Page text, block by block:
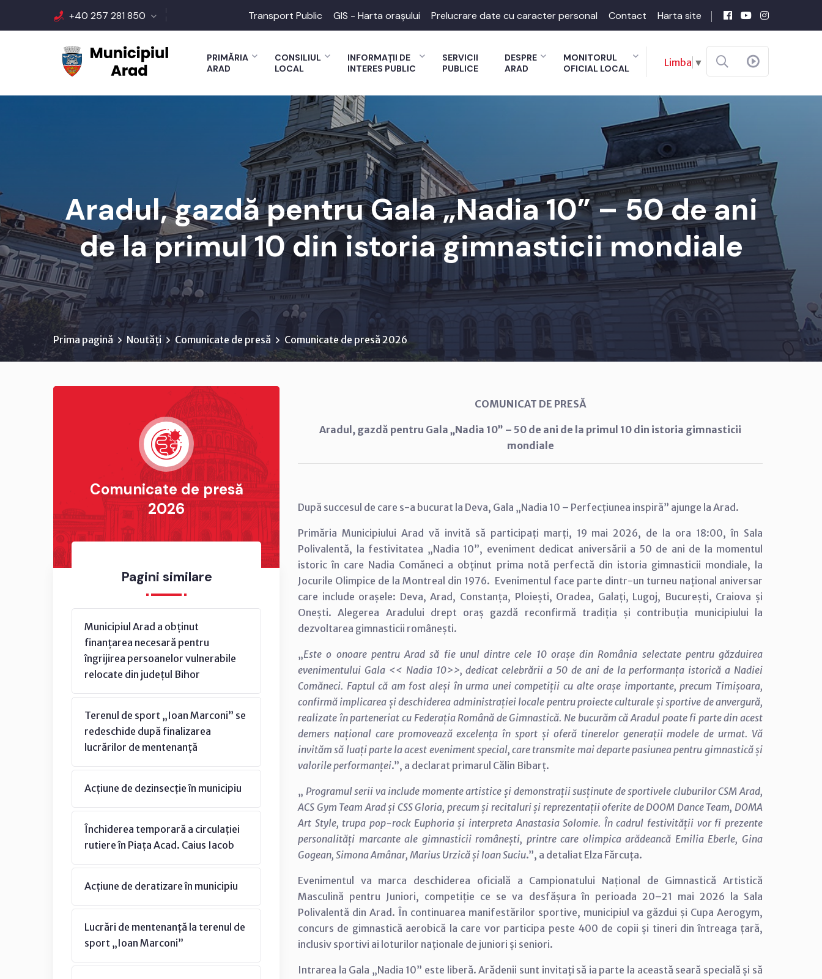
+40 257 281 850 Transport Public GIS - Harta orașului Prelucrare date cu caracter personal Contact Harta site
PRIMĂRIA
ARAD
CONSILIUL
LOCAL
INFORMAȚII DE
INTERES PUBLIC
SERVICII
PUBLICE
DESPRE
ARAD
MONITORUL
OFICIAL LOCAL
Limba ▼
Aradul, gazdă pentru Gala „Nadia 10” – 50 de ani
de la primul 10 din istoria gimnasticii mondiale
Prima pagină Noutăți Comunicate de presă Comunicate de presă 2026
Comunicate de presă
2026
Pagini similare
Municipiul Arad a obținut
finanțarea necesară pentru
îngrijirea persoanelor vulnerabile
relocate din județul Bihor
Terenul de sport „Ioan Marconi” se
redeschide după finalizarea
lucrărilor de mentenanță
Acțiune de dezinsecție în municipiu
Închiderea temporară a circulației
rutiere în Piața Acad. Caius Iacob
Acțiune de deratizare în municipiu
Lucrări de mentenanță la terenul de
sport „Ioan Marconi”
COMUNICAT DE PRESĂ
Aradul, gazdă pentru Gala „Nadia 10” – 50 de ani de la primul 10 din istoria gimnasticii
mondiale
După succesul de care s-a bucurat la Deva, Gala „Nadia 10 – Perfecțiunea inspiră” ajunge la Arad.
Primăria Municipiului Arad vă invită să participați marți, 19 mai 2026, de la ora 18:00, în Sala
Polivalentă, la festivitatea „Nadia 10”, eveniment dedicat aniversării a 50 de ani de la momentul
istoric în care Nadia Comăneci a obținut prima notă perfectă din istoria gimnasticii mondiale, la
Jocurile Olimpice de la Montreal din 1976. Evenimentul face parte dintr-un turneu național aniversar
care include orașele: Deva, Arad, Constanța, Ploiești, Oradea, Galați, Lugoj, București, Craiova și
Onești. Alegerea Aradului drept oraș gazdă reconfirmă tradiția și contribuția municipiului la
dezvoltarea gimnasticii românești.
„Este o onoare pentru Arad să fie unul dintre cele 10 orașe din România selectate pentru găzduirea
evenimentului Gala << Nadia 10>>, dedicat celebrării a 50 de ani de la performanța istorică a Nadiei
Comăneci. Faptul că am fost aleși în urma unei competiții cu alte orașe importante, precum Timișoara,
confirmă implicarea și deschiderea administrației locale pentru proiecte culturale și sportive de anvergură,
realizate în parteneriat cu Federația Română de Gimnastică. Ne bucurăm că Aradul poate fi parte din acest
demers național care promovează excelența în sport și oferă tinerelor generații modele de urmat. Vă
invităm să luați parte la acest eveniment special, care transmite mai departe pasiunea pentru gimnastică și
valorile performanței.”, a declarat primarul Călin Bibarț.
„ Programul serii va include momente artistice și demonstrații susținute de sportivele cluburilor CSM Arad,
ACS Gym Team Arad și CSS Gloria, precum și recitaluri și reprezentații oferite de DOOM Dance Team, DOMA
Art Style, trupa pop-rock Euphoria și interpreta Anastasia Solomie. În cadrul festivității vor fi prezente
personalități marcante ale gimnasticii românești, printre care olimpica arădeancă Emilia Eberle, Gina
Gogean, Simona Amânar, Marius Urzică și Ioan Suciu.”, a detaliat Elza Fărcuța.
Evenimentul va marca deschiderea oficială a Campionatului Național de Gimnastică Artistică
Masculină pentru Juniori, competiție ce se va desfășura în perioada 20–21 mai 2026 la Sala
Polivalentă din Arad. În continuarea manifestărilor sportive, municipiul va găzdui și Cupa Aerogym,
concurs de gimnastică aerobică la care vor participa peste 400 de copii și tineri din întreaga țară,
inclusiv sportivi ai loturilor naționale de juniori și seniori.
Intrarea la Gala „Nadia 10” este liberă. Arădenii sunt invitați să ia parte la această seară specială și să